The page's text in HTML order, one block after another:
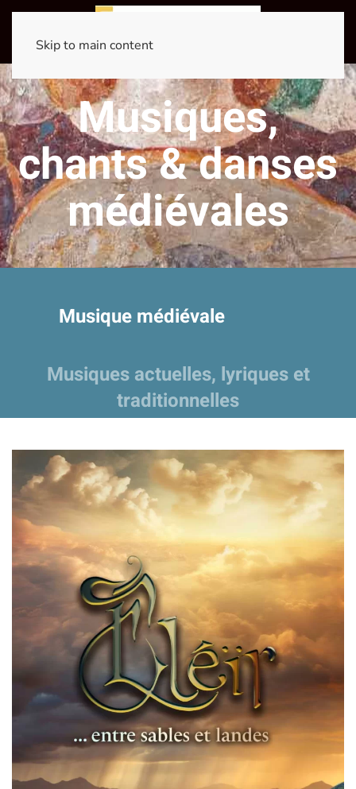
Skip to main content
Musiques,
chants & danses
médiévales
Musique médiévale
Musiques actuelles, lyriques et
traditionnelles